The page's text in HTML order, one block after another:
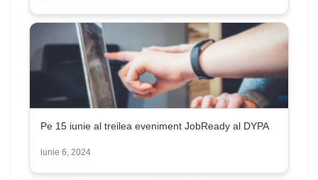
Pe 15 iunie al treilea eveniment JobReady al DYPA
iunie 6, 2024